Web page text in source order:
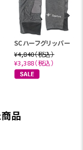
SCハーフグリッパー
¥4,840（税込）
¥3,388（税込）
品